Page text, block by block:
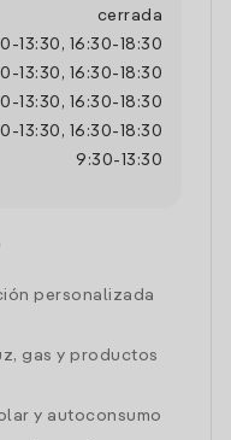
cerrada
- 13:30 , 16:30- 18:30
- 13:30 , 16:30- 18:30
- 13:30 , 16:30- 18:30
- 13:30 , 16:30- 18:30
9:30- 13:30
personalizada
gas y productos
y autoconsumo